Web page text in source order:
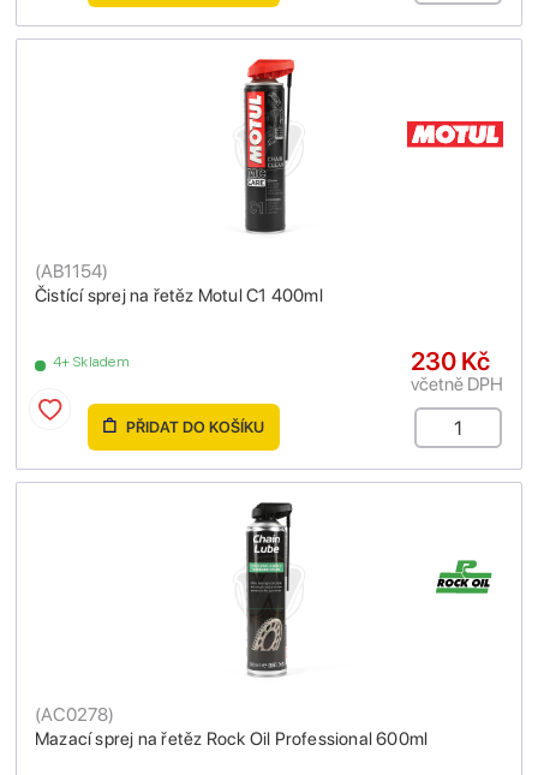
Čistící sprej na řetěz Motul C1 400ml
(AB1154)
4+ Skladem 230 Kč
včetně DPH
PŘIDAT DO KOŠÍKU
Mazací sprej na řetěz Rock Oil Professional 600ml
(AC0278)